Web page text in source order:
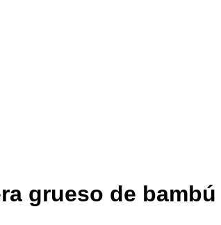
grueso de